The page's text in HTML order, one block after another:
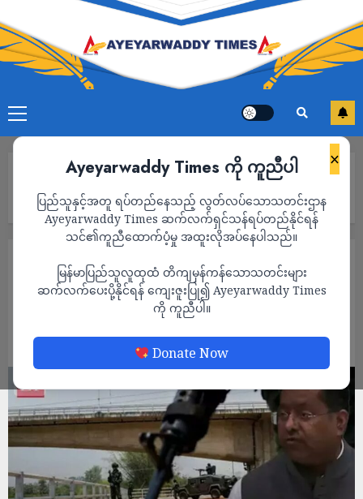
×
Ayeyarwaddy Times ကို ကူညီပါ
ပြည်သူနှင့်အတူ ရပ်တည်နေသည့် လွတ်လပ်သောသတင်းဌာန
Ayeyarwaddy Times ဆက်လက်ရှင်သန်ရပ်တည်နိုင်ရန်
သင်၏ကူညီထောက်ပံ့မှု အထူးလိုအပ်နေပါသည်။
မြန်မာပြည်သူလူထုထံ တိကျမှန်ကန်သောသတင်းများ
ဆက်လက်ပေးပို့နိုင်ရန် ကျေးဇူးပြု၍ Ayeyarwaddy Times
ကို ကူညီပါ။
Donate Now
ရွှေ့ပြောင်း
စစ်တွေမြို့ရှိ အိန္ဒိယကောင်စစ်ဝန်ရုံးမှ အမှုထမ်း
တွေကို ရန်ကုန်မြို့သို့ ရွှေ့ပြောင်း
ADMIN